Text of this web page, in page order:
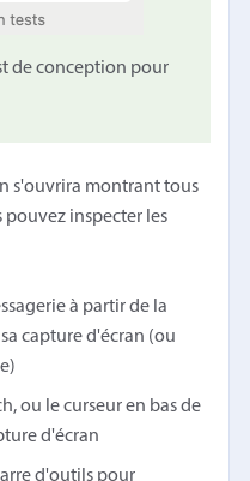
de conception pour
s'ouvrira montrant tous
pouvez inspecter les
à partir de la
capture d'écran (ou
ou le curseur en bas de
d'écran
d'outils pour